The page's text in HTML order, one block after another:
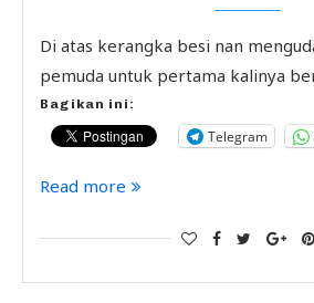
Di atas kerangka besi nan
pemuda untuk pertama kalinya
Bagikan ini:
Telegram
Read more